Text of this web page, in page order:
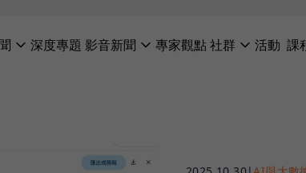
深度專題 影音新聞 專家觀點社群 活動 課